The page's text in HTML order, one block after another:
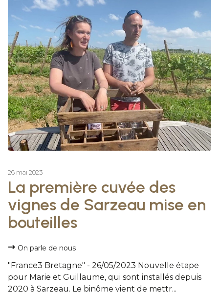
26 mai 2023
La première cuvée des
vignes de Sarzeau mise en
bouteilles
On parle de nous
"France3 Bretagne" - 26/05/2023 Nouvelle étape
pour Marie et Guillaume, qui sont installés depuis
2020 à Sarzeau. Le binôme vient de mettr...